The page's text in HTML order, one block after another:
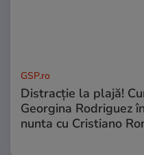
GSP.ro
Distracție la plajă!
Georgina Rodriguez
nunta cu Cristiano